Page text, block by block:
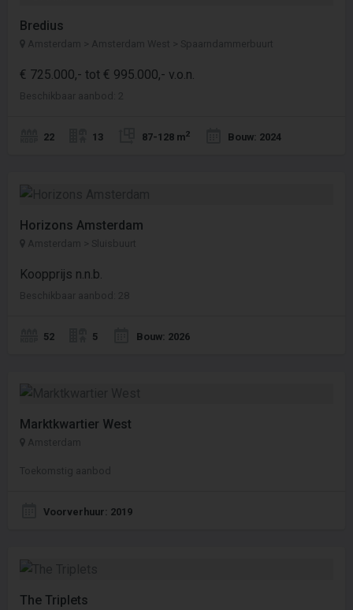
Bredius
Amsterdam > Amsterdam West > Spaarndammerbuurt
€ 725.000,- tot € 995.000,- v.o.n.
Beschikbaar aanbod: 2
22 13 87-128 m2 Bouw: 2024
Horizons Amsterdam
Amsterdam > Sluisbuurt
Koopprijs n.n.b.
Beschikbaar aanbod: 28
52 5 Bouw: 2026
Marktkwartier West
Amsterdam
Toekomstig aanbod
Voorverhuur: 2019
The Triplets